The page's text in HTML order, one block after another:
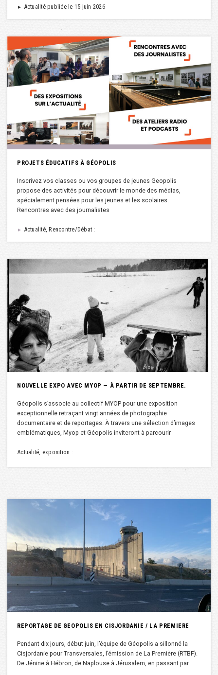
► Actualité publiée le 15 juin 2026
PROJETS ÉDUCATIFS À GÉOPOLIS
Inscrivez vos classes ou vos groupes de jeunes Geopolis
propose des activités pour découvrir le monde des médias,
spécialement pensées pour les jeunes et les scolaires.
Rencontres avec des journalistes
► Actualité, Rencontre/Débat :
NOUVELLE EXPO AVEC MYOP — À PARTIR DE SEPTEMBRE.
Géopolis s’associe au collectif MYOP pour une exposition
exceptionnelle retraçant vingt années de photographie
documentaire et de reportages. À travers une sélection d’images
emblématiques, Myop et Géopolis inviteront à parcourir
Actualité, exposition :
REPORTAGE DE GEOPOLIS EN CISJORDANIE / LA PREMIERE
Pendant dix jours, début juin, l’équipe de Géopolis a sillonné la
Cisjordanie pour Transversales, l’émission de La Première (RTBF).
De Jénine à Hébron, de Naplouse à Jérusalem, en passant par